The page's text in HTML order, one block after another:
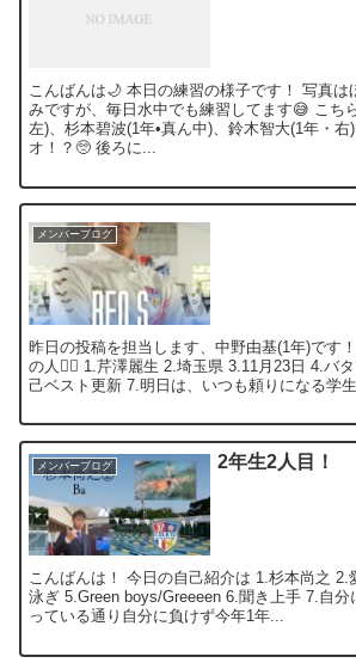
こんばんは🌙 本日の練習の様子です！ 写真は
みですが、毎日水中でも練習してます😅 こち
左)、杉本碧波(1年•真ん中)、鈴木智大(1年・右
オ！？🥺 後ろに...
メンバーブログ
昨日の投稿を担当します、中野由基(1年)です
の人🙋‍♂️ 1.芹澤麗生 2.埼玉県 3.11月23日 4.バ
己ベスト更新 7.明日は、いつも頼りになる学
メンバーブログ 2年生2人目！
こんばんは！ 今日の自己紹介は 1.杉本尚之 2.
泳ぎ 5.Green boys/Greeeen 6.聞き上手 7.自
っている通り自分に負けず今年1年...